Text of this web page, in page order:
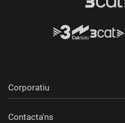
Corporatiu
Contacta'ns